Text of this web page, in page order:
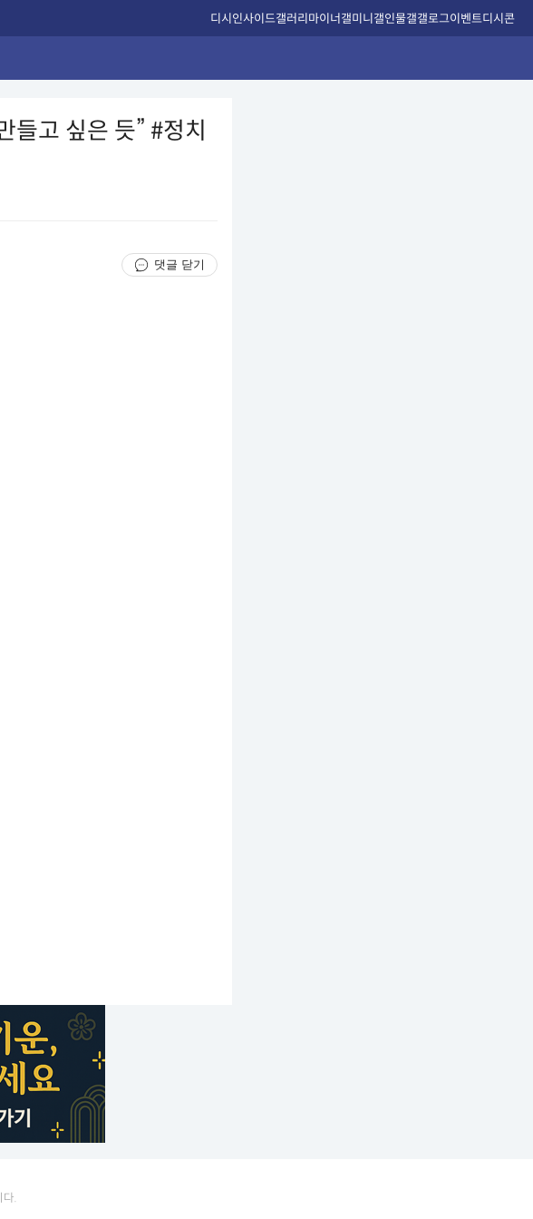
디시인사이드갤러리마이너갤미니갤인물갤갤로그이벤트디시콘
들고 싶은 듯” #정치
댓글 닫기
.